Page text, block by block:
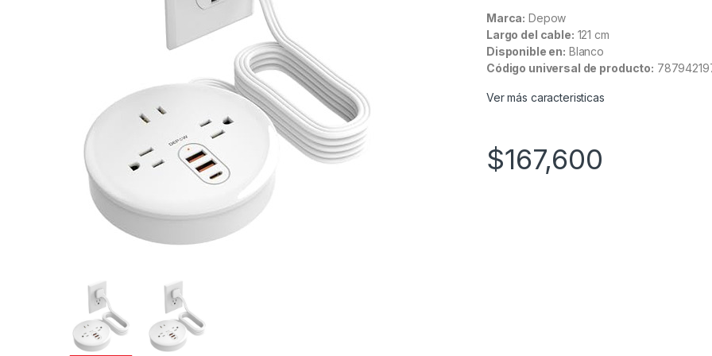
Marca: Depow
Largo del cable: 121 cm
Disponible en: Blanco
Código universal de producto:
Ver más caracteristicas
$167,600